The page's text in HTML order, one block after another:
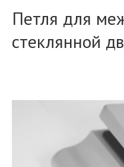
Петля для
стеклянной